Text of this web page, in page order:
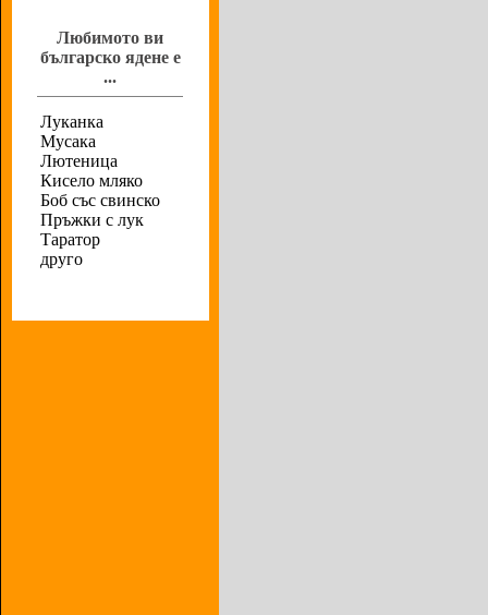
Любимото ви
българско ядене е
...
Луканка
Мусака
Лютеница
Кисело мляко
Боб със свинско
Пръжки с лук
Таратор
друго